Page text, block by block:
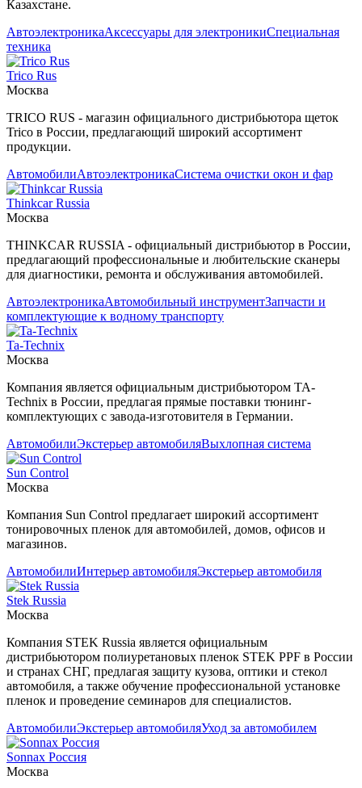
Казахстане.
АвтоэлектроникаАксессуары для электроникиСпециальная
техника
Trico Rus
Москва
TRICO RUS - магазин официального дистрибьютора щеток
Trico в России, предлагающий широкий ассортимент
продукции.
АвтомобилиАвтоэлектроникаСистема очистки окон и фар
Thinkcar Russia
Москва
THINKCAR RUSSIA - официальный дистрибьютор в России,
предлагающий профессиональные и любительские сканеры
для диагностики, ремонта и обслуживания автомобилей.
АвтоэлектроникаАвтомобильный инструментЗапчасти и
комплектующие к водному транспорту
Ta-Technix
Москва
Компания является официальным дистрибьютором TA-
Technix в России, предлагая прямые поставки тюнинг-
комплектующих с завода-изготовителя в Германии.
АвтомобилиЭкстерьер автомобиляВыхлопная система
Sun Control
Москва
Компания Sun Control предлагает широкий ассортимент
тонировочных пленок для автомобилей, домов, офисов и
магазинов.
АвтомобилиИнтерьер автомобиляЭкстерьер автомобиля
Stek Russia
Москва
Компания STEK Russia является официальным
дистрибьютором полиуретановых пленок STEK PPF в России
и странах СНГ, предлагая защиту кузова, оптики и стекол
автомобиля, а также обучение профессиональной установке
пленок и проведение семинаров для специалистов.
АвтомобилиЭкстерьер автомобиляУход за автомобилем
Sonnax Россия
Москва